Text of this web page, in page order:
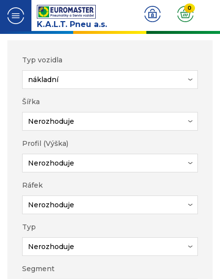
K.A.L.T. Pneu a.s.
0
Typ vozidla
Šířka
Profil (Výška)
Ráfek
Typ
Segment